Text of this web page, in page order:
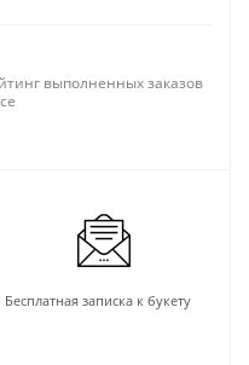
выполненных заказов
Бесплатная записка к букету